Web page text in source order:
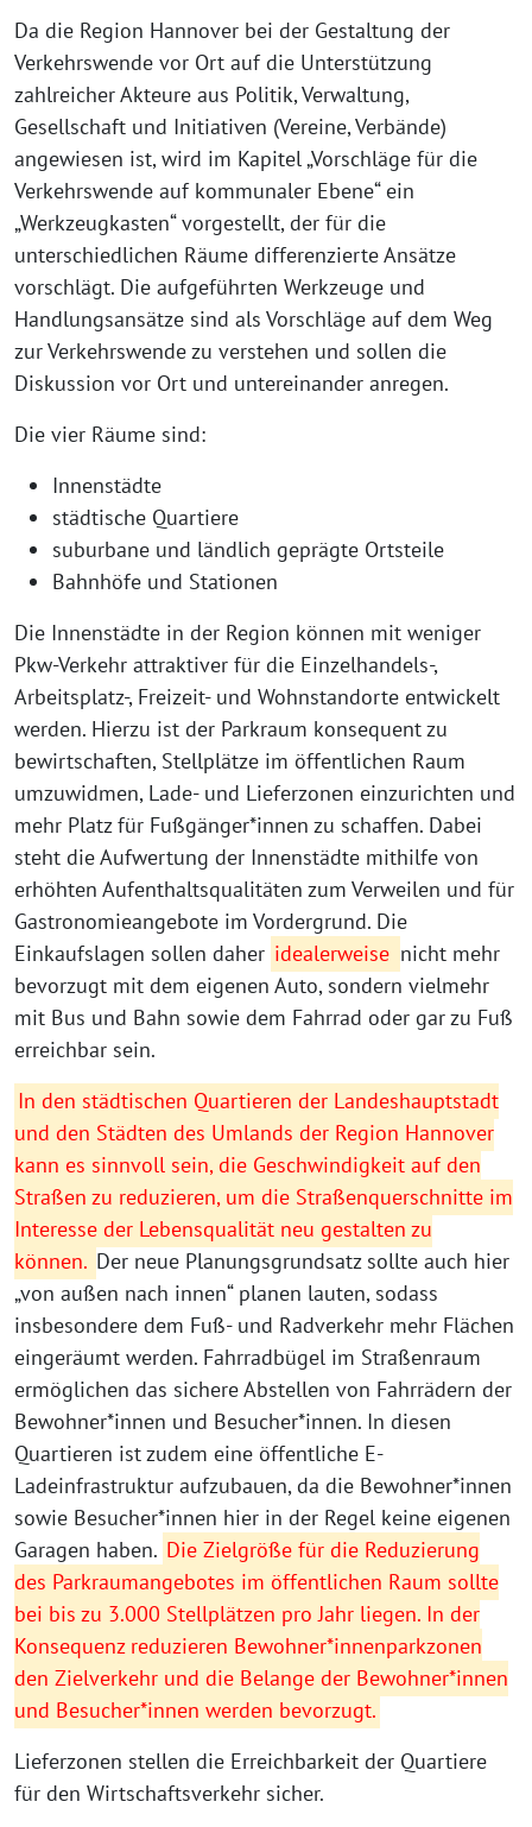
Da die Region Hannover bei der Gestaltung der
Verkehrswende vor Ort auf die Unterstützung
zahlreicher Akteure aus Politik, Verwaltung,
Gesellschaft und Initiativen (Vereine, Verbände)
angewiesen ist, wird im Kapitel „Vorschläge für die
Verkehrswende auf kommunaler Ebene“ ein
„Werkzeugkasten“ vorgestellt, der für die
unterschiedlichen Räume differenzierte Ansätze
vorschlägt. Die aufgeführten Werkzeuge und
Handlungsansätze sind als Vorschläge auf dem Weg
zur Verkehrswende zu verstehen und sollen die
Diskussion vor Ort und untereinander anregen.
Die vier Räume sind:
Innenstädte
städtische Quartiere
suburbane und ländlich geprägte Ortsteile
Bahnhöfe und Stationen
Die Innenstädte in der Region können mit weniger
Pkw-Verkehr attraktiver für die Einzelhandels-,
Arbeitsplatz-, Freizeit- und Wohnstandorte entwickelt
werden. Hierzu ist der Parkraum konsequent zu
bewirtschaften, Stellplätze im öffentlichen Raum
umzuwidmen, Lade- und Lieferzonen einzurichten und
mehr Platz für Fußgänger*innen zu schaffen. Dabei
steht die Aufwertung der Innenstädte mithilfe von
erhöhten Aufenthaltsqualitäten zum Verweilen und für
Gastronomieangebote im Vordergrund. Die
Einkaufslagen sollen daher idealerweise nicht mehr
bevorzugt mit dem eigenen Auto, sondern vielmehr
mit Bus und Bahn sowie dem Fahrrad oder gar zu Fuß
erreichbar sein.
In den städtischen Quartieren der Landeshauptstadt
und den Städten des Umlands der Region Hannover
kann es sinnvoll sein, die Geschwindigkeit auf den
Straßen zu reduzieren, um die Straßenquerschnitte im
Interesse der Lebensqualität neu gestalten zu
können. Der neue Planungsgrundsatz sollte auch hier
„von außen nach innen“ planen lauten, sodass
insbesondere dem Fuß- und Radverkehr mehr Flächen
eingeräumt werden. Fahrradbügel im Straßenraum
ermöglichen das sichere Abstellen von Fahrrädern der
Bewohner*innen und Besucher*innen. In diesen
Quartieren ist zudem eine öffentliche E-
Ladeinfrastruktur aufzubauen, da die Bewohner*innen
sowie Besucher*innen hier in der Regel keine eigenen
Garagen haben. Die Zielgröße für die Reduzierung
des Parkraumangebotes im öffentlichen Raum sollte
bei bis zu 3.000 Stellplätzen pro Jahr liegen. In der
Konsequenz reduzieren Bewohner*innenparkzonen
den Zielverkehr und die Belange der Bewohner*innen
und Besucher*innen werden bevorzugt.
Lieferzonen stellen die Erreichbarkeit der Quartiere
für den Wirtschaftsverkehr sicher.